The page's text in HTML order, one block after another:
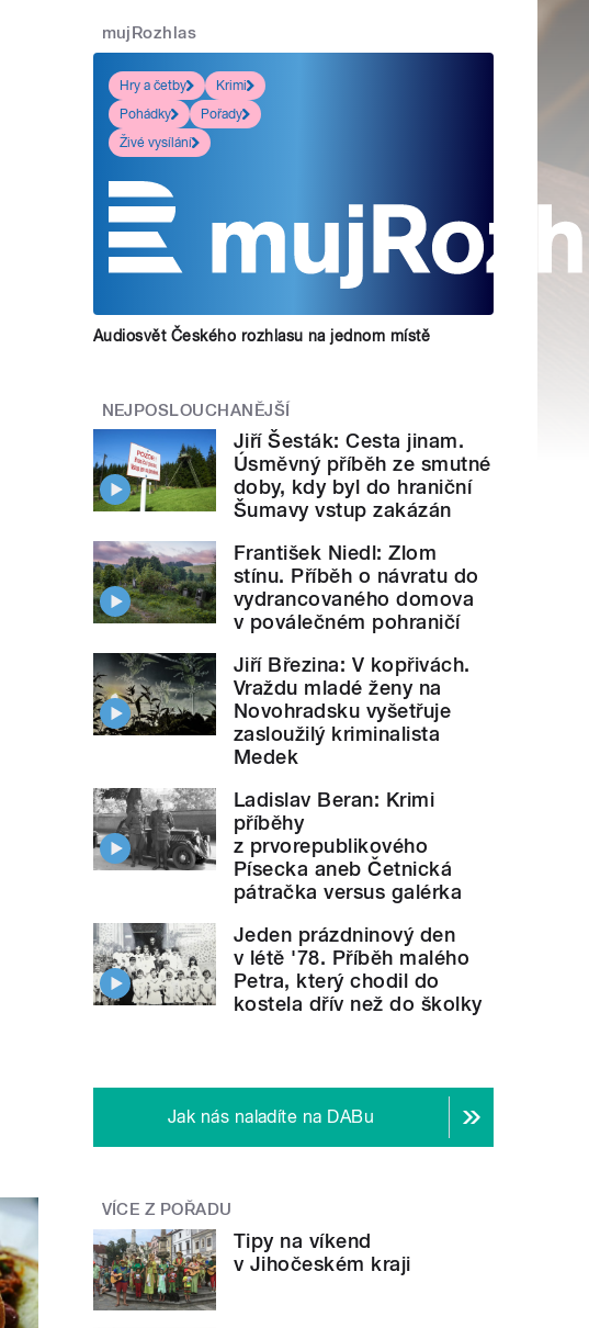
mujRozhlas
Hry a četby
Krimi
Pohádky
Pořady
Živé vysílání
Audiosvět Českého rozhlasu na jednom místě
NEJPOSLOUCHANĚJŠÍ
Jiří Šesták: Cesta jinam.
Úsměvný příběh ze smutné
doby, kdy byl do hraniční
Šumavy vstup zakázán
František Niedl: Zlom
stínu. Příběh o návratu do
vydrancovaného domova
v poválečném pohraničí
Jiří Březina: V kopřivách.
Vraždu mladé ženy na
Novohradsku vyšetřuje
zasloužilý kriminalista
Medek
Ladislav Beran: Krimi
příběhy
z prvorepublikového
Písecka aneb Četnická
pátračka versus galérka
Jeden prázdninový den
v létě '78. Příběh malého
Petra, který chodil do
kostela dřív než do školky
Jak nás naladíte na DABu
VÍCE Z POŘADU
Tipy na víkend
v Jihočeském kraji